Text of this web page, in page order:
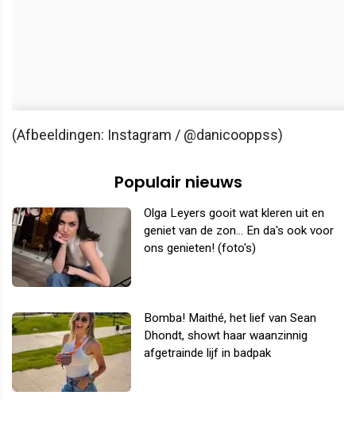
(Afbeeldingen: Instagram / @danicooppss)
Populair nieuws
Olga Leyers gooit wat kleren uit en
geniet van de zon... En da's ook voor
ons genieten! (foto's)
Bomba! Maithé, het lief van Sean
Dhondt, showt haar waanzinnig
afgetrainde lijf in badpak